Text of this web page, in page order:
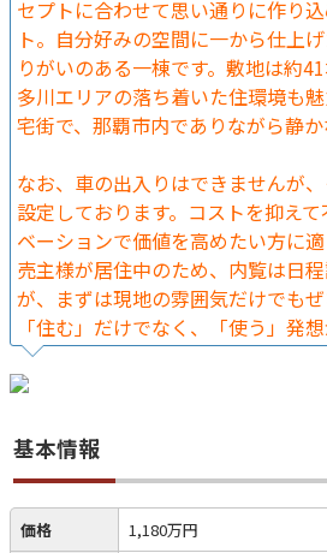
セプトに合わせて思い通りに作り
ト。自分好みの空間に一から仕上
りがいのある一棟です。敷地は約
多川エリアの落ち着いた住環境も
宅街で、那覇市内でありながら静か
なお、車の出入りはできませんが
設定しております。コストを抑え
ベーションで価値を高めたい方に適
売主様が居住中のため、内覧は日
が、まずは現地の雰囲気だけでもぜ
「住む」だけでなく、「使う」発
基本情報
価格 1,180万円